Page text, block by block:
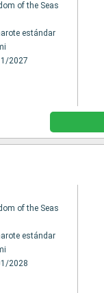
of the Seas
estándar
2027
of the Seas
estándar
2028